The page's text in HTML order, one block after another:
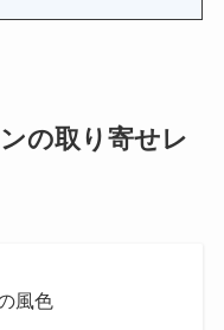
の取り寄せレ
風色